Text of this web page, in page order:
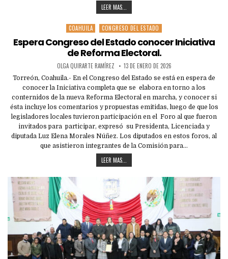
LEER MAS...
Posted
COAHUILA CONGRESO DEL ESTADO
Espera Congreso del Estado conocer Iniciativa
de Reforma Electoral.
OLGA QUIRARTE RAMÍREZ 13 DE ENERO DE 2026
Torreón, Coahuila.- En el Congreso del Estado se está en espera de
conocer la Iniciativa completa que se elabora en torno a los
conternidos de la nueva Reforma Electoral en marcha, y conocer si
ésta incluye los comentarios y propuestas emitidas, luego de que los
legisladores locales tuvieron participación en el Foro al que fueron
invitados para participar, expresó su Presidenta, Licenciada y
diputada Luz Elena Morales Núñez. Los diputados en estos foros, al
que asistieron integrantes de la Comisión para…
LEER MAS...